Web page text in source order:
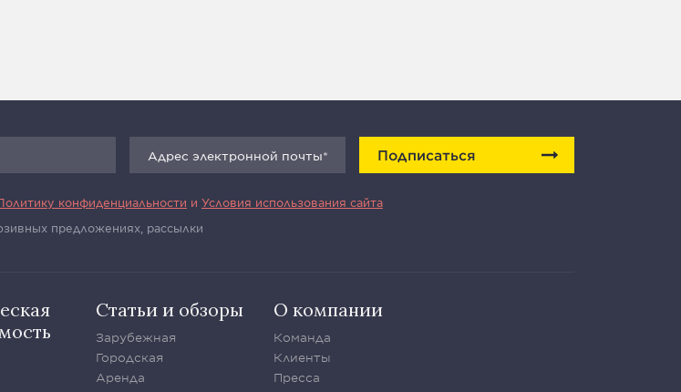
Подписаться
конфиденциальности и Условия использования сайта
предложениях, рассылки
Статьи и обзоры
Зарубежная
Городская
Аренда
О компании
Команда
Клиенты
Пресса